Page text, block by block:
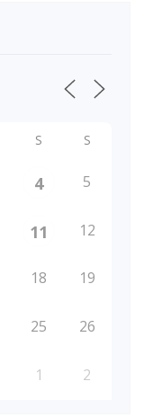
S S
4 5
11 12
18 19
25 26
1 2